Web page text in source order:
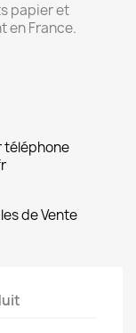
papier et
en France.
téléphone
de Vente